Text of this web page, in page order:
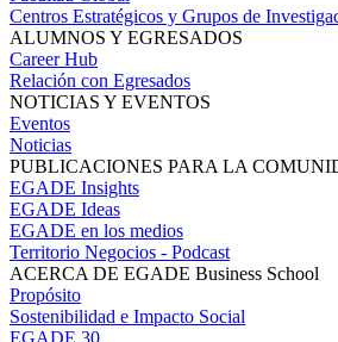
Centros Estratégicos y Grupos de
ALUMNOS Y EGRESADOS
Career Hub
Relación con Egresados
NOTICIAS Y EVENTOS
Eventos
Noticias
PUBLICACIONES PARA LA
EGADE Insights
EGADE Ideas
EGADE en los medios
Territorio Negocios - Podcast
ACERCA DE EGADE Business School
Propósito
Sostenibilidad e Impacto Social